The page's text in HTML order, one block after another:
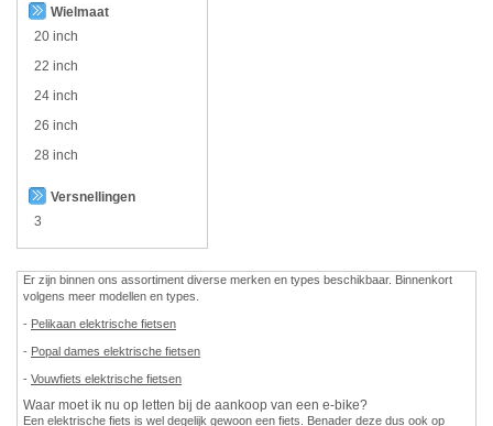
Wielmaat
20 inch
22 inch
24 inch
26 inch
28 inch
Versnellingen
3
Er zijn binnen ons assortiment diverse merken en types beschikbaar. Binnenkort
volgens meer modellen en types.
- Pelikaan elektrische fietsen
- Popal dames elektrische fietsen
- Vouwfiets elektrische fietsen
Waar moet ik nu op letten bij de aankoop van een e-bike?
Een elektrische fiets is wel degelijk gewoon een fiets. Benader deze dus ook op